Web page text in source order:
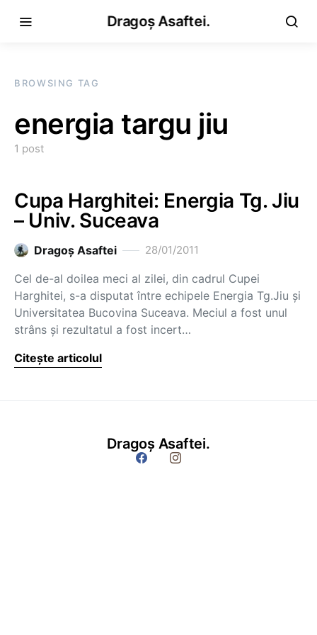
Dragoș Asaftei.
BROWSING TAG
energia targu jiu
1 post
Cupa Harghitei: Energia Tg. Jiu
– Univ. Suceava
Dragoş Asaftei 28/01/2011
Cel de-al doilea meci al zilei, din cadrul Cupei
Harghitei, s-a disputat între echipele Energia Tg.Jiu şi
Universitatea Bucovina Suceava. Meciul a fost unul
strâns şi rezultatul a fost incert…
Citește articolul
Dragoș Asaftei.